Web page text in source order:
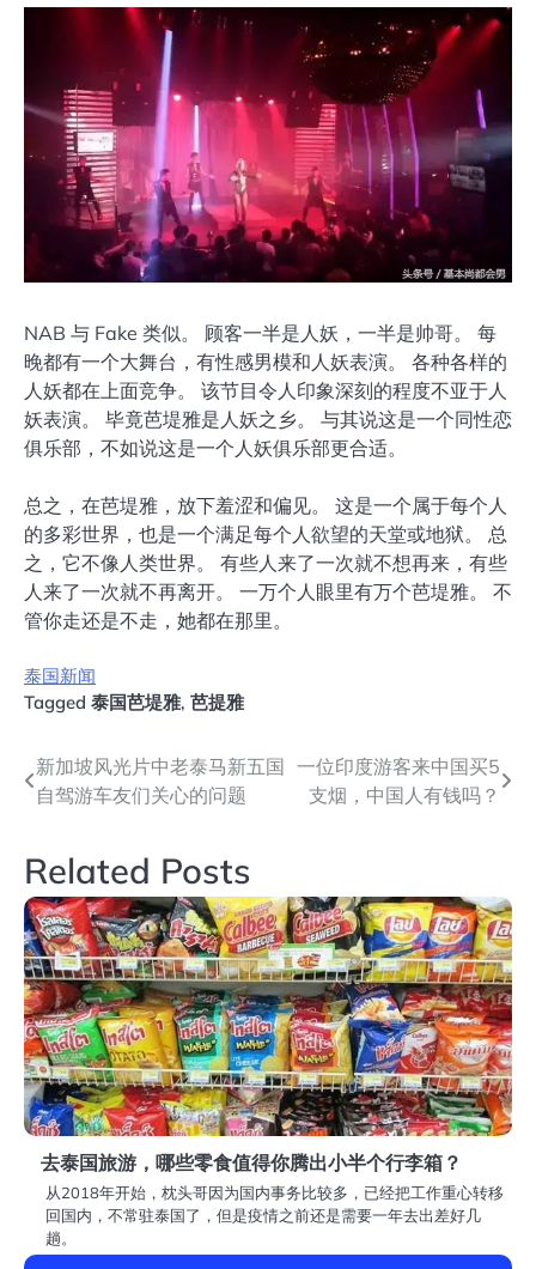
NAB 与 Fake 类似。 顾客一半是人妖，一半是帅哥。 每
晚都有一个大舞台，有性感男模和人妖表演。 各种各样的
人妖都在上面竞争。 该节目令人印象深刻的程度不亚于人
妖表演。 毕竟芭堤雅是人妖之乡。 与其说这是一个同性恋
俱乐部，不如说这是一个人妖俱乐部更合适。
总之，在芭堤雅，放下羞涩和偏见。 这是一个属于每个人
的多彩世界，也是一个满足每个人欲望的天堂或地狱。 总
之，它不像人类世界。 有些人来了一次就不想再来，有些
人来了一次就不再离开。 一万个人眼里有万个芭堤雅。 不
管你走还是不走，她都在那里。
泰国新闻
Tagged 泰国芭堤雅, 芭提雅
文
章
导
航
新加坡风光片中老泰马新五国
自驾游车友们关心的问题
一位印度游客来中国买5
支烟，中国人有钱吗？
Related Posts
去泰国旅游，哪些零食值得你腾出小半个行李箱？
从2018年开始，枕头哥因为国内事务比较多，已经把工作重心转移
回国内，不常驻泰国了，但是疫情之前还是需要一年去出差好几
趟。